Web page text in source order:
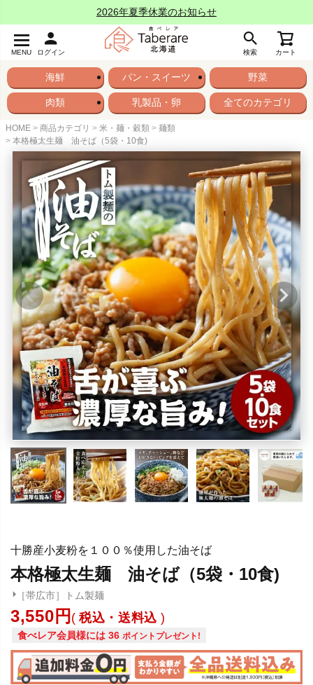
2026年夏季休業のお知らせ
MENU ログイン 検索 カート
海鮮 パン・スイーツ 野菜
肉類 乳製品・卵 全てのカテゴリ
HOME 商品カテゴリ 米・麺・穀類
麺類
本格極太生麺 油そば（5袋・10食)
十勝産小麦粉を１００％使用した油そば
本格極太生麺 油そば（5袋・10食)
［帯広市］トム製麺
3,550 税込・送料込
食べレア会員様には 36 ポイントプレゼント!